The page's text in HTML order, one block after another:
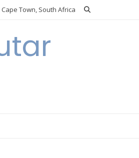
Cape Town, South Africa